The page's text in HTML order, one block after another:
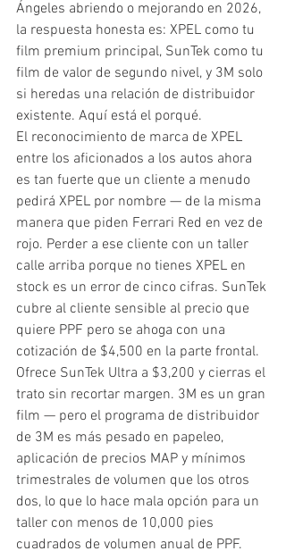
Ángeles abriendo o mejorando en 2026,
la respuesta honesta es: XPEL como tu
film premium principal, SunTek como tu
film de valor de segundo nivel, y 3M solo
si heredas una relación de distribuidor
existente. Aquí está el porqué.
El reconocimiento de marca de XPEL
entre los aficionados a los autos ahora
es tan fuerte que un cliente a menudo
pedirá XPEL por nombre — de la misma
manera que piden Ferrari Red en vez de
rojo. Perder a ese cliente con un taller
calle arriba porque no tienes XPEL en
stock es un error de cinco cifras. SunTek
cubre al cliente sensible al precio que
quiere PPF pero se ahoga con una
cotización de $4,500 en la parte frontal.
Ofrece SunTek Ultra a $3,200 y cierras el
trato sin recortar margen. 3M es un gran
film — pero el programa de distribuidor
de 3M es más pesado en papeleo,
aplicación de precios MAP y mínimos
trimestrales de volumen que los otros
dos, lo que lo hace mala opción para un
taller con menos de 10,000 pies
cuadrados de volumen anual de PPF.